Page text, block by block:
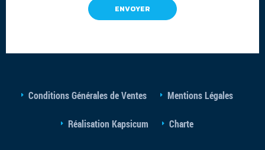
Conditions Générales de Ventes Mentions Légales
Réalisation Kapsicum Charte